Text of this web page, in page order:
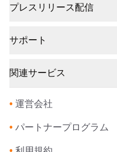
プレスリリース配信
サポート
関連サービス
• 運営会社
• パートナープログラム